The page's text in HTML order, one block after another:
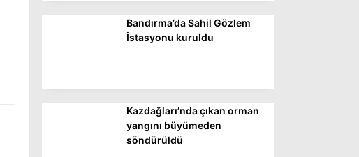
GÜNDEM
DÜNYA
Bandırma’da Sahil Gözlem
İstasyonu kuruldu
Kazdağları’nda çıkan orman
yangını büyümeden
söndürüldü